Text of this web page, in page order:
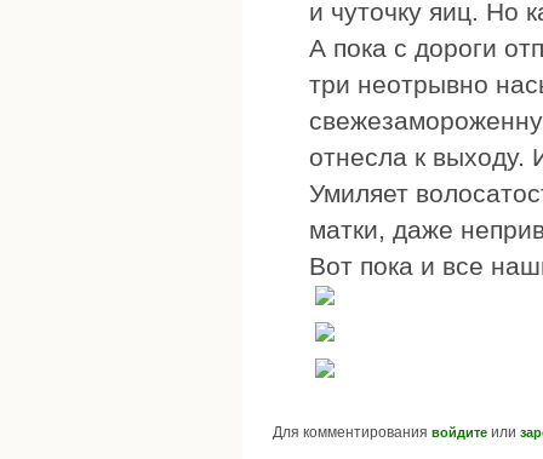
и чуточку яиц. Но
А пока с дороги
три неотрывно
отнесла к выходу.
Умиляет
матки, даже
Вот пока и все
Для комментирования войдите или